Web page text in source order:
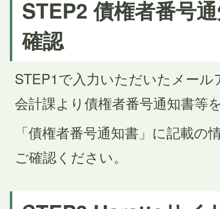
STEP2 債権者番号
確認
STEP1で入力いただいたメー
会計課より債権者番号通知書等
「債権者番号通知書」に記載の
ご確認ください。